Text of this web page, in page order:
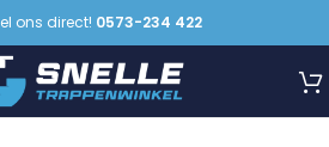
el ons direct! 0573-234 422